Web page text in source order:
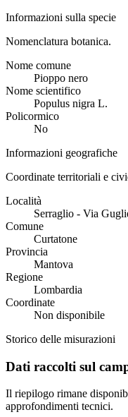
Informazioni sulla specie
Nomenclatura botanica.
Nome comune
Pioppo nero
Nome scientifico
Populus nigra L.
Policormico
No
Informazioni geografiche
Coordinate territoriali e
Località
Serraglio - Via
Comune
Curtatone
Provincia
Mantova
Regione
Lombardia
Coordinate
Non disponibile
Storico delle misurazioni
Dati raccolti sul
Il riepilogo rimane
approfondimenti tecnici.